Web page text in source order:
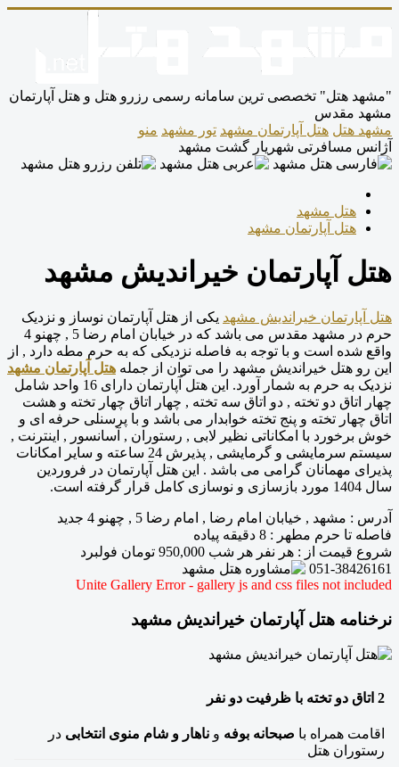
"مشهد هتل" تخصصی ترین سامانه رسمی رزرو هتل و هتل آپارتمان
مشهد مقدس
مشهد هتل هتل آپارتمان مشهد تور مشهد منو
آژانس مسافرتی شهریار گشت مشهد
هتل مشهد
هتل آپارتمان مشهد
هتل آپارتمان خیراندیش مشهد
هتل آپارتمان خیراندیش مشهد یکی از هتل آپارتمان نوساز و نزدیک
حرم در مشهد مقدس می باشد که در خیابان امام رضا 5 , چهنو 4
واقع شده است و با توجه به فاصله نزدیکی که به حرم مطه دارد , از
این رو هتل خیراندیش مشهد را می توان از جمله هتل آپارتمان مشهد
نزدیک به حرم به شمار آورد. این هتل آپارتمان دارای 16 واحد شامل
چهار اتاق دو تخته , دو اتاق سه تخته , چهار اتاق چهار تخته و هشت
اتاق چهار تخته و پنج تخته خوابدار می باشد و با پرسنلی حرفه ای و
خوش برخورد با امکاناتی نظیر لابی , رستوران , آسانسور , اینترنت ,
سیستم سرمایشی و گرمایشی , پذیرش 24 ساعته و سایر امکانات
پذیرای مهمانان گرامی می باشد . این هتل آپارتمان در فروردین
سال 1404 مورد بازسازی و نوسازی کامل قرار گرفته است.
آدرس : مشهد , خیابان امام رضا , امام رضا 5 , چهنو 4 جدید
فاصله تا حرم مطهر : 8 دقیقه پیاده
شروع قیمت از : هر نفر هر شب 950,000 تومان فولبرد
051-38426161
Unite Gallery Error - gallery js and css files not included
نرخنامه هتل آپارتمان خیراندیش مشهد
2 اتاق دو تخته با ظرفیت دو نفر
اقامت همراه با صبحانه بوفه و ناهار و شام منوی انتخابی در
رستوران هتل